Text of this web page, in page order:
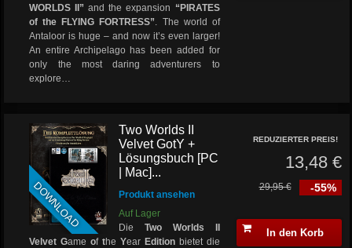
WORLDS II”and the expansion “PIRATES
of the FLYING FORTRESS”. The world of
Antaloor is huge – and now it’s even larger!
An entire Archipelago has been added for
only the most daring adventurers to
explore…
DOWNLOAD
Two Worlds II
Velvet GotY +
Lösungsbuch [PC
| Mac]...
Produkt ansehen
Auf Lager
DieTwo Worlds II
Velvet Game ofthe YearEditionbietet die
REDUZIERTER PREIS!
13,48 €
-55%
29,95 €
In den Korb